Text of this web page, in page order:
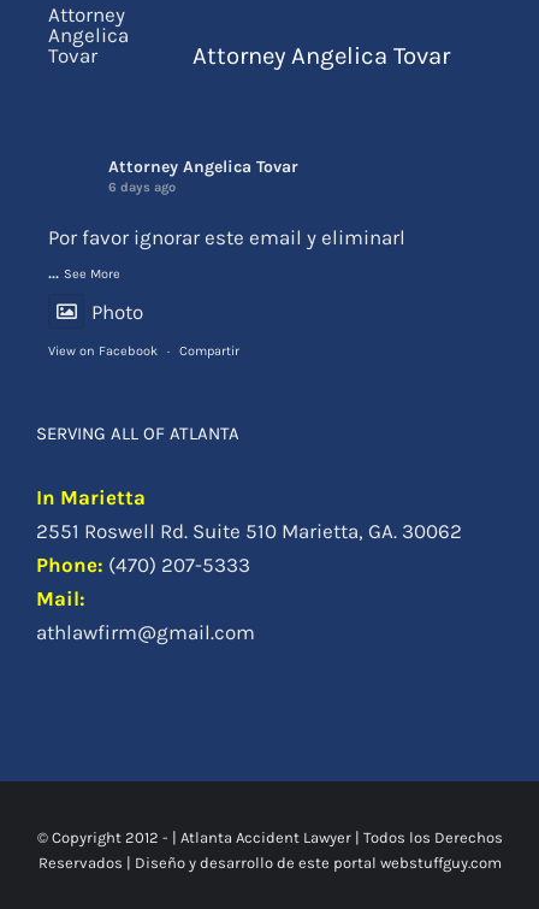
Attorney Angelica Tovar
Attorney Angelica Tovar
6 days ago
Por favor ignorar este email y eliminarl
... See More
Photo
View on Facebook · Compartir
SERVING ALL OF ATLANTA
In Marietta
2551 Roswell Rd. Suite 510 Marietta, GA. 30062
Phone: (470) 207-5333
Mail:
athlawfirm@gmail.com
© Copyright 2012 - | Atlanta Accident Lawyer| Todos los Derechos
Reservados | Diseño y desarrollo de este portal webstuffguy.com